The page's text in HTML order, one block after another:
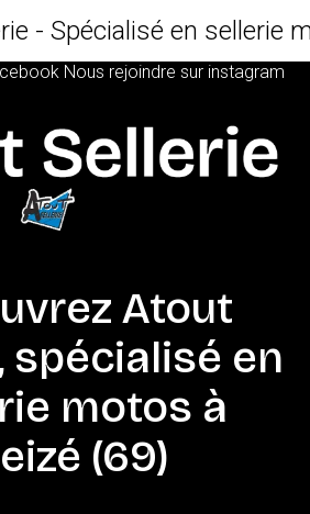
Nous rejoindre sur instagram
Atout
spécialisé en
motos à
(69)
- Spécialisé en sellerie